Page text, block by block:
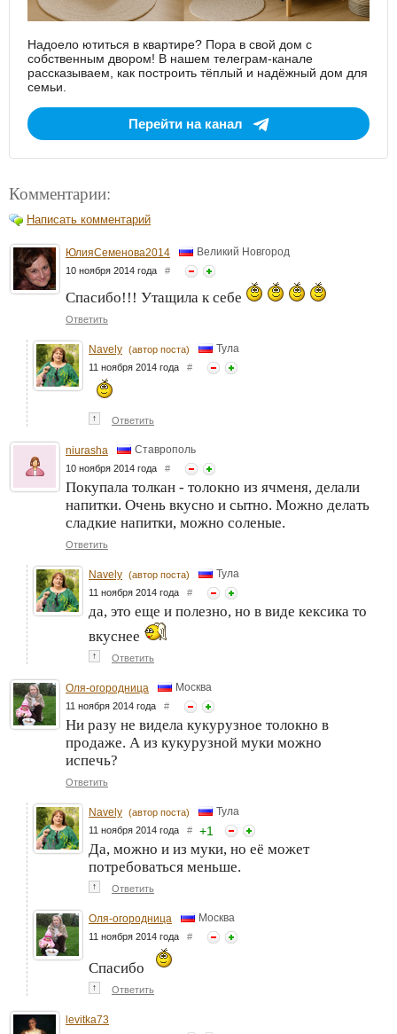
Надоело ютиться в квартире? Пора в свой дом с
собственным двором! В нашем телеграм-канале
рассказываем, как построить тёплый и надёжный дом для
семьи.
Перейти на канал
Комментарии:
Написать комментарий
ЮлияСеменова2014 Великий Новгород
10 ноября 2014 года #
Спасибо!!! Утащила к себе
Ответить
Navely (автор поста) Тула
11 ноября 2014 года #
↑ Ответить
niurasha Ставрополь
10 ноября 2014 года #
Покупала толкан - толокно из ячменя, делали
напитки. Очень вкусно и сытно. Можно делать
сладкие напитки, можно соленые.
Ответить
Navely (автор поста) Тула
11 ноября 2014 года #
да, это еще и полезно, но в виде кексика то
вкуснее
↑ Ответить
Оля-огородница Москва
11 ноября 2014 года #
Ни разу не видела кукурузное толокно в
продаже. А из кукурузной муки можно
испечь?
Ответить
Navely (автор поста) Тула
11 ноября 2014 года # +1
Да, можно и из муки, но её может
потребоваться меньше.
↑ Ответить
Оля-огородница Москва
11 ноября 2014 года #
Спасибо
↑ Ответить
levitka73